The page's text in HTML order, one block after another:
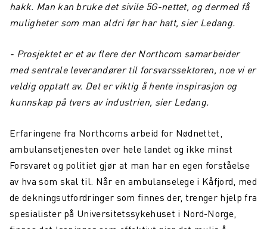
hakk. Man kan bruke det sivile 5G-nettet, og dermed få
muligheter som man aldri før har hatt, sier Ledang.
- Prosjektet er et av flere der Northcom samarbeider
med sentrale leverandører til forsvarssektoren, noe vi er
veldig opptatt av. Det er viktig å hente inspirasjon og
kunnskap på tvers av industrien, sier Ledang.
Erfaringene fra Northcoms arbeid for Nødnettet,
ambulansetjenesten over hele landet og ikke minst
Forsvaret og politiet gjør at man har en egen forståelse
av hva som skal til. Når en ambulanselege i Kåfjord, med
de dekningsutfordringer som finnes der, trenger hjelp fra
spesialister på Universitetssykehuset i Nord-Norge,